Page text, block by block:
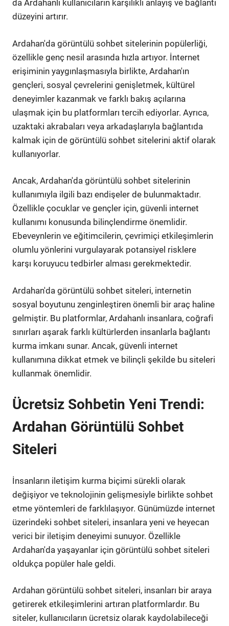
da Ardahanlı kullanıcıların karşılıklı anlayış ve bağlantı
düzeyini artırır.
Ardahan'da görüntülü sohbet sitelerinin popülerliği,
özellikle genç nesil arasında hızla artıyor. İnternet
erişiminin yaygınlaşmasıyla birlikte, Ardahan'ın
gençleri, sosyal çevrelerini genişletmek, kültürel
deneyimler kazanmak ve farklı bakış açılarına
ulaşmak için bu platformları tercih ediyorlar. Ayrıca,
uzaktaki akrabaları veya arkadaşlarıyla bağlantıda
kalmak için de görüntülü sohbet sitelerini aktif olarak
kullanıyorlar.
Ancak, Ardahan'da görüntülü sohbet sitelerinin
kullanımıyla ilgili bazı endişeler de bulunmaktadır.
Özellikle çocuklar ve gençler için, güvenli internet
kullanımı konusunda bilinçlendirme önemlidir.
Ebeveynlerin ve eğitimcilerin, çevrimiçi etkileşimlerin
olumlu yönlerini vurgulayarak potansiyel risklere
karşı koruyucu tedbirler alması gerekmektedir.
Ardahan'da görüntülü sohbet siteleri, internetin
sosyal boyutunu zenginleştiren önemli bir araç haline
gelmiştir. Bu platformlar, Ardahanlı insanlara, coğrafi
sınırları aşarak farklı kültürlerden insanlarla bağlantı
kurma imkanı sunar. Ancak, güvenli internet
kullanımına dikkat etmek ve bilinçli şekilde bu siteleri
kullanmak önemlidir.
Ücretsiz Sohbetin Yeni Trendi:
Ardahan Görüntülü Sohbet
Siteleri
İnsanların iletişim kurma biçimi sürekli olarak
değişiyor ve teknolojinin gelişmesiyle birlikte sohbet
etme yöntemleri de farklılaşıyor. Günümüzde internet
üzerindeki sohbet siteleri, insanlara yeni ve heyecan
verici bir iletişim deneyimi sunuyor. Özellikle
Ardahan'da yaşayanlar için görüntülü sohbet siteleri
oldukça popüler hale geldi.
Ardahan görüntülü sohbet siteleri, insanları bir araya
getirerek etkileşimlerini artıran platformlardır. Bu
siteler, kullanıcıların ücretsiz olarak kaydolabileceği